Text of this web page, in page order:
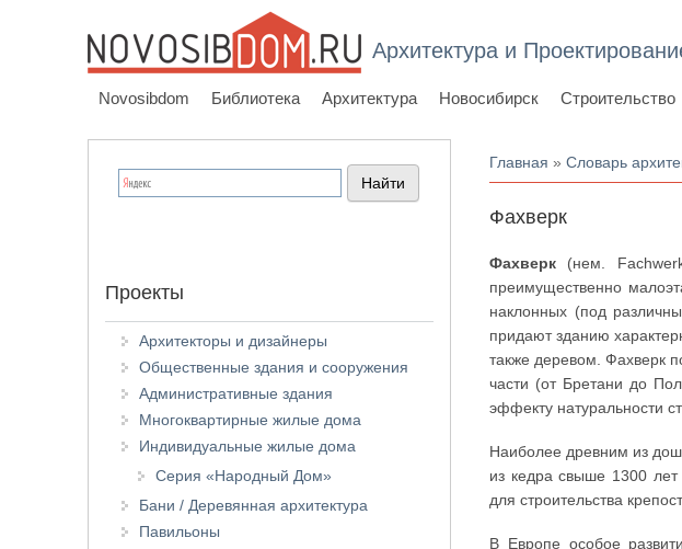
Архитектура и
Novosibdom Библиотека Архитектура Новосибирск Строительство
Вы здесь
Главная »Словарь
Фахверк
Фахверк (нем.
преимущественно
наклонных (под
придают зданию
также деревом. Фахверк
части (от Бретани до
эффекту натуральности
Наиболее древним из
из кедра свыше 1300 лет
для строительства
В Европе особое
Проекты
Архитекторы и дизайнеры
Общественные здания и сооружения
Административные здания
Многоквартирные жилые дома
Индивидуальные жилые дома
Серия «Народный Дом»
Бани / Деревянная архитектура
Павильоны